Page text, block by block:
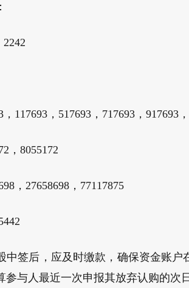
117693，517693，717693，917693
，8055172
，27658698，77117875
中签后，应及时缴款，确保资金账
参与人最近一次申报其放弃认购的次